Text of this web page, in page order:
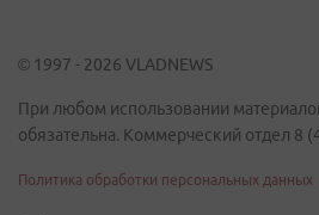
© 1997 - 2026 VLADNEWS
При любом использовании
обязательна. Коммерческий отдел 8
Политика обработки персональных данных